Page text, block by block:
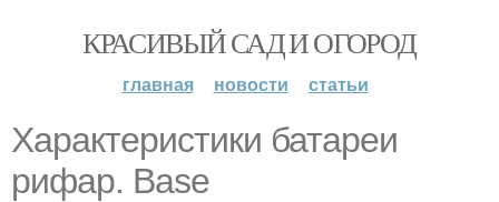
КРАСИВЫЙ САД И ОГОРОД
главная новости статьи
Характеристики батареи
рифар. Base